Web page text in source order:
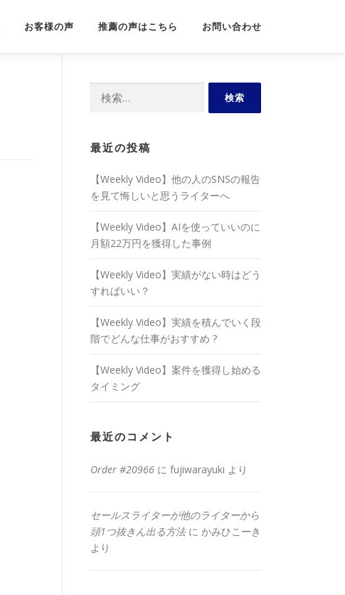
お客様の声 推薦の声はこちら お問い合わせ
最近の投稿
【Weekly Video】他の人のSNSの報告
を見て悔しいと思うライターへ
【Weekly Video】AIを使っていいのに
月額22万円を獲得した事例
【Weekly Video】実績がない時はどう
すればいい？
【Weekly Video】実績を積んでいく段
階でどんな仕事がおすすめ ?
【Weekly Video】案件を獲得し始める
タイミング
最近のコメント
Order #20966 に fujiwarayuki より
セールスライターが他のライターから
頭1つ抜きん出る方法に かみひこーき
より